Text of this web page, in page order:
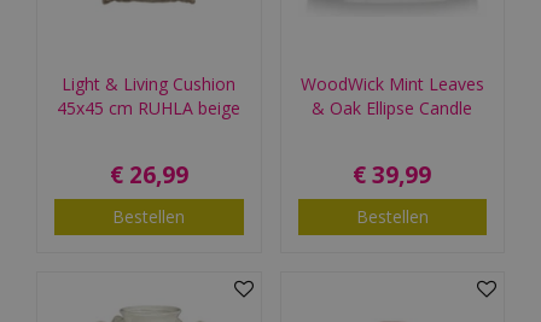
Light & Living Cushion
45x45 cm RUHLA beige
€ 26,99
Bestellen
WoodWick Mint Leaves
& Oak Ellipse Candle
€ 39,99
Bestellen